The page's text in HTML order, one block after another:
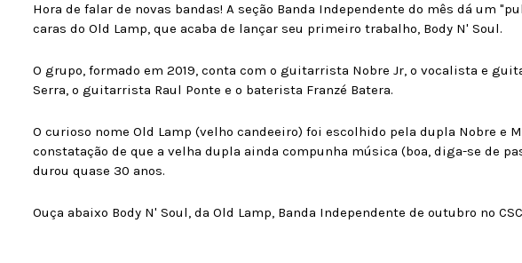
Hora de falar de novas bandas! A seção Banda Independente do mês dá um
caras do Old Lamp, que acaba de lançar seu primeiro trabalho, Body N' Soul.
O grupo, formado em 2019, conta com o guitarrista Nobre Jr, o vocalista e
Serra, o guitarrista Raul Ponte e o baterista Franzé Batera.
O curioso nome Old Lamp (velho candeeiro) foi escolhido pela dupla Nobre e
constatação de que a velha dupla ainda compunha música (boa, diga-se de
durou quase 30 anos.
Ouça abaixo Body N' Soul, da Old Lamp, Banda Independente de outubro no